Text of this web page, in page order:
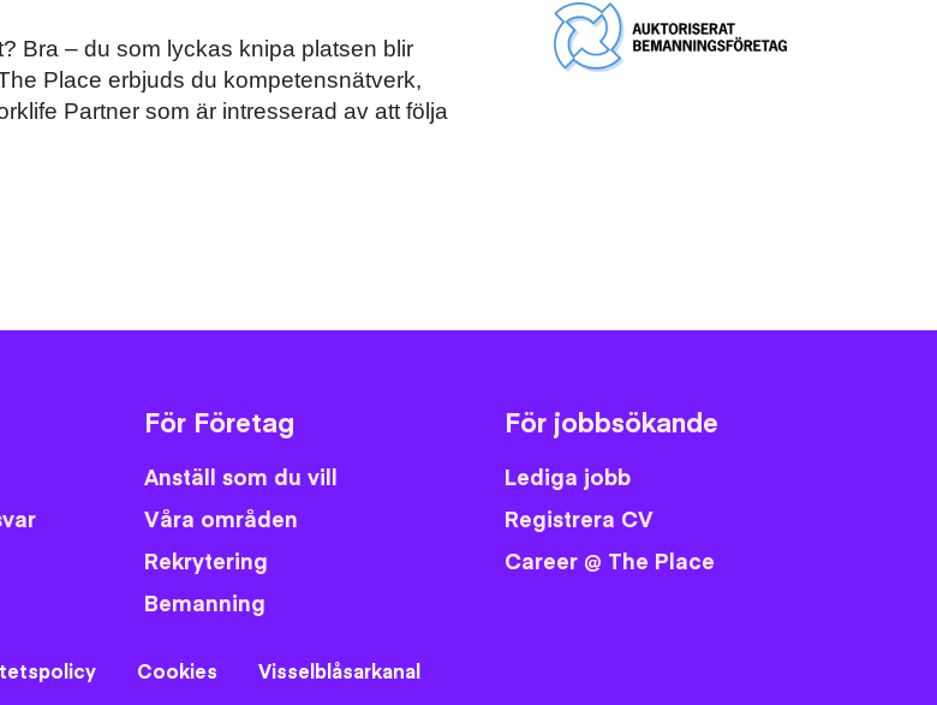
Bra – du som lyckas knipa platsen blir
Place erbjuds du kompetensnätverk,
Partner som är intresserad av att följa
För Företag
Anställ som du vill
Våra områden
Rekrytering
Bemanning
För jobbsökande
Lediga jobb
Registrera CV
Career @ The Place
Cookies Visselblåsarkanal